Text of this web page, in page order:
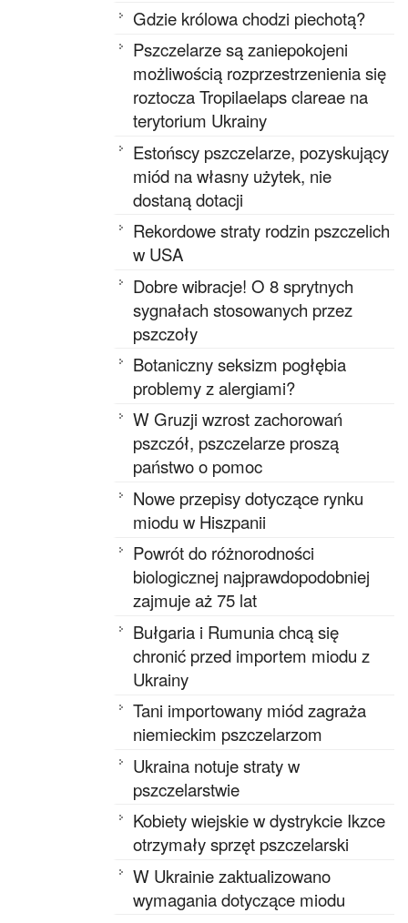
Gdzie królowa chodzi piechotą?
Pszczelarze są zaniepokojeni
możliwością rozprzestrzenienia się
roztocza Tropilaelaps clareae na
terytorium Ukrainy
Estońscy pszczelarze, pozyskujący
miód na własny użytek, nie
dostaną dotacji
Rekordowe straty rodzin pszczelich
w USA
Dobre wibracje! O 8 sprytnych
sygnałach stosowanych przez
pszczoły
Botaniczny seksizm pogłębia
problemy z alergiami?
W Gruzji wzrost zachorowań
pszczół, pszczelarze proszą
państwo o pomoc
Nowe przepisy dotyczące rynku
miodu w Hiszpanii
Powrót do różnorodności
biologicznej najprawdopodobniej
zajmuje aż 75 lat
Bułgaria i Rumunia chcą się
chronić przed importem miodu z
Ukrainy
Tani importowany miód zagraża
niemieckim pszczelarzom
Ukraina notuje straty w
pszczelarstwie
Kobiety wiejskie w dystrykcie Ikzce
otrzymały sprzęt pszczelarski
W Ukrainie zaktualizowano
wymagania dotyczące miodu